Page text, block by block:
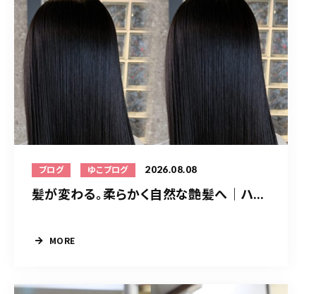
ブログ ゆこブログ 2026.08.08
髪が変わる。柔らかく自然な艶髪へ｜ハ...
MORE